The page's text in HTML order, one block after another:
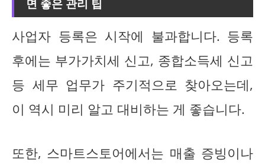
사업자 등록은 시작에 불과합니다. 등록
후에는 부가가치세 신고, 종합소득세 신고
등 세무 업무가 주기적으로 찾아오는데,
이 역시 미리 알고 대비하는 게 좋습니다.
또한, 스마트스토어에서는 매출 증빙이나